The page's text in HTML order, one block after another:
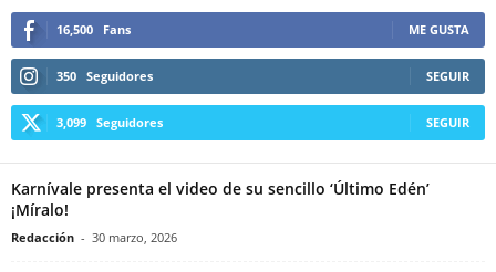
16,500 Fans ME GUSTA
350 Seguidores SEGUIR
3,099 Seguidores SEGUIR
Karnívale presenta el video de su sencillo ‘Último Edén’
¡Míralo!
Redacción - 30 marzo, 2026